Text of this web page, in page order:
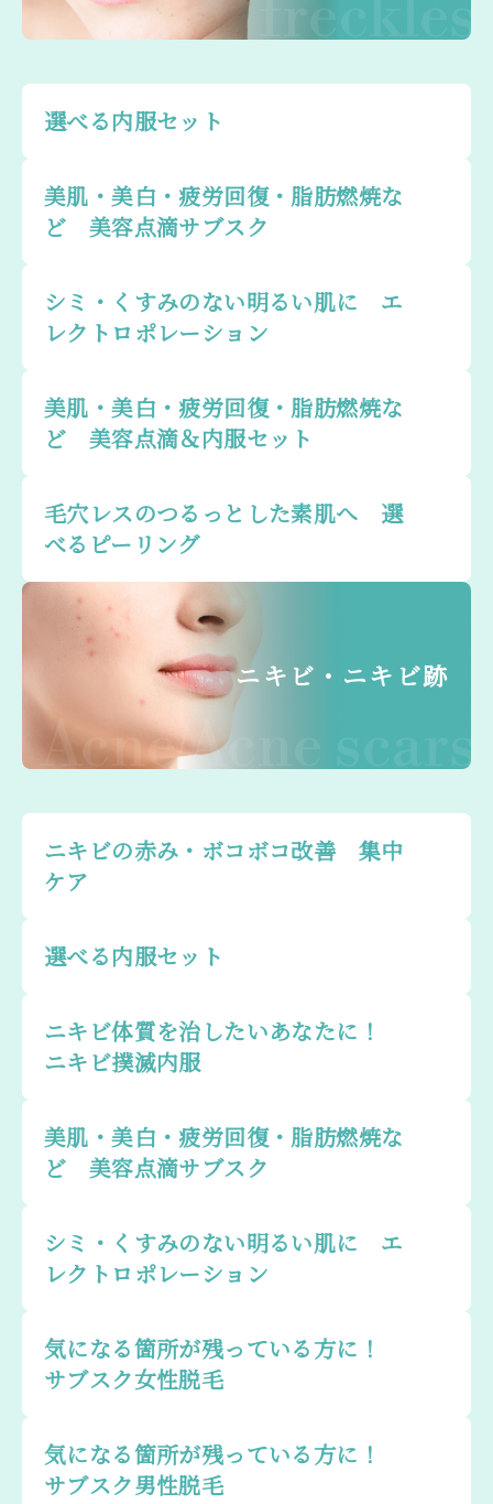
freckles
選べる内服セット
美肌・美白・疲労回復・脂肪燃焼な
ど 美容点滴サブスク
シミ・くすみのない明るい肌に エ
レクトロポレーション
美肌・美白・疲労回復・脂肪燃焼な
ど 美容点滴＆内服セット
毛穴レスのつるっとした素肌へ 選
べるピーリング
Acne/Acne scars
ニキビ・ニキビ跡
ニキビの赤み・ボコボコ改善 集中
ケア
選べる内服セット
ニキビ体質を治したいあなたに！
ニキビ撲滅内服
美肌・美白・疲労回復・脂肪燃焼な
ど 美容点滴サブスク
シミ・くすみのない明るい肌に エ
レクトロポレーション
気になる箇所が残っている方に！
サブスク女性脱毛
気になる箇所が残っている方に！
サブスク男性脱毛